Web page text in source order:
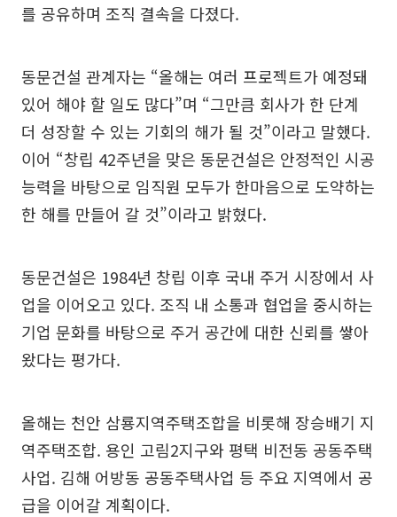
를 공유하며 조직 결속을 다졌다.
동문건설 관계자는 “올해는 여러 프로젝트가 예정돼
있어 해야 할 일도 많다”며 “그만큼 회사가 한 단계
더 성장할 수 있는 기회의 해가 될 것”이라고 말했다.
이어 “창립 42주년을 맞은 동문건설은 안정적인 시공
능력을 바탕으로 임직원 모두가 한마음으로 도약하는
한 해를 만들어 갈 것”이라고 밝혔다.
동문건설은 1984년 창립 이후 국내 주거 시장에서 사
업을 이어오고 있다. 조직 내 소통과 협업을 중시하는
기업 문화를 바탕으로 주거 공간에 대한 신뢰를 쌓아
왔다는 평가다.
올해는 천안 삼룡지역주택조합을 비롯해 장승배기 지
역주택조합. 용인 고림2지구와 평택 비전동 공동주택
사업. 김해 어방동 공동주택사업 등 주요 지역에서 공
급을 이어갈 계획이다.